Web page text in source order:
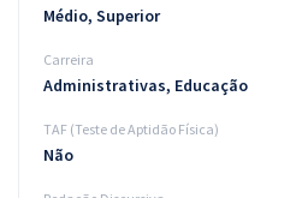
Médio, Superior
Carreira
Administrativas, Educação
TAF (Teste de Aptidão Física)
Não